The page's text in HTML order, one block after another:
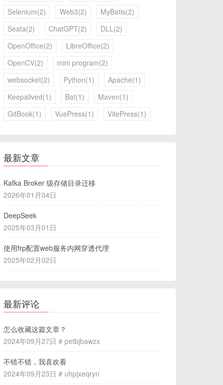
Selenium(2)
Web3(2)
MyBatis(2)
Seata(2)
ChatGPT(2)
DLL(2)
OpenOffice(2)
LibreOffice(2)
OpenCV(2)
mini program(2)
websocket(2)
Python(1)
Apache(1)
Keepalived(1)
Bat(1)
Maven(1)
GitBook(1)
VuePress(1) VitePress(1)
最新文章
Kafka Broker 级存储目录迁移
2026年01月04日
DeepSeek
2025年03月01日
使用frp配置web服务内网穿透代理
2025年02月02日
最新评论
怎么收藏这篇文章？
2024年09月27日 # petbjbawzx
不错不错，我喜欢看
2024年09月23日 # uhpjxeqryn